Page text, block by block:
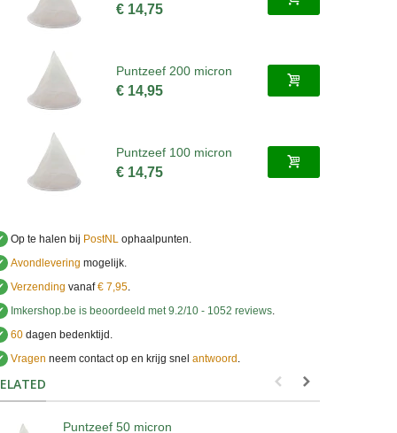
€ 14,75
Puntzeef 200 micron
€ 14,95
Puntzeef 100 micron
€ 14,75
Op te halen bij PostNLophaalpunten.
Avondlevering mogelijk.
Verzending vanaf€ 7,95.
Imkershop.be is beoordeeld met9.2/10 -1052 reviews.
60dagen bedenktijd.
Vragen neem contact op en krijg snel antwoord ..
Puntzeef 50 micron